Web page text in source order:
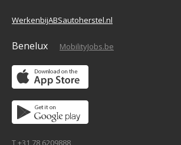
WerkenbijABSautoherstel.nl
Benelux MobilityJobs.be
T +31 78 6209888